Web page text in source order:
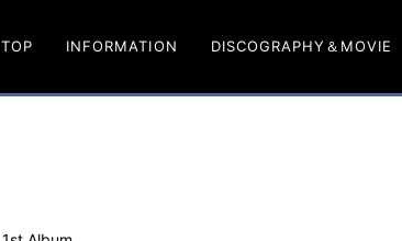
TOP INFORMATION DISCOGRAPHY＆MOVIE